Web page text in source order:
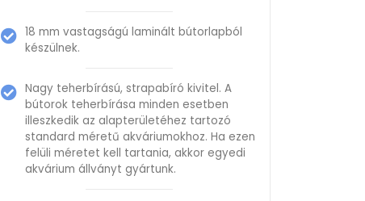
18 mm vastagságú laminált bútorlapból
készülnek.
Nagy teherbírású, strapabíró kivitel. A
bútorok teherbírása minden esetben
illeszkedik az alapterületéhez tartozó
standard méretű akváriumokhoz. Ha ezen
felüli méretet kell tartania, akkor egyedi
akvárium állványt gyártunk.